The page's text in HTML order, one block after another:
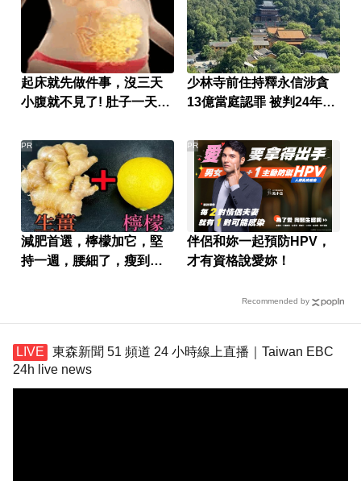
起床就先做件事，沒三天
小腹就不見了! 肚子一天天
少林寺前住持釋永信涉貪
13億當庭認罪 被判24年放
減肥首選，檸檬加它，堅
持一週，腰細了，瘦到你
PR
伴侶和妳一起預防HPV，
才有資格說愛妳！
PR
Recommended by
東森新聞 51 頻道 24 小時線上直播｜Taiwan EBC
24h live news